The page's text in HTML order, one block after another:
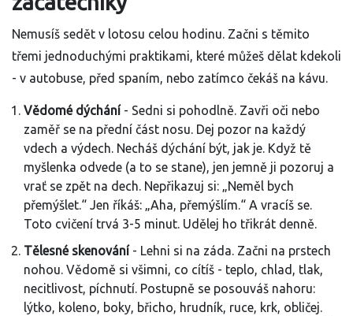
Nemusíš sedět v lotosu celou hodinu. Začni s těmito
třemi jednoduchými praktikami, které můžeš dělat kdekoli
- v autobuse, před spaním, nebo zatímco čekáš na kávu.
Vědomé dýchání- Sedni si pohodlně. Zavři oči nebo
zaměř se na přední část nosu. Dej pozor na každý
vdech a výdech. Necháš dýchání být, jak je. Když tě
myšlenka odvede (a to se stane), jen jemně ji pozoruj a
vrať se zpět na dech. Nepřikazuj si: „Neměl bych
přemýšlet.“ Jen říkáš: „Aha, přemýšlím.“ A vracíš se.
Toto cvičení trvá 3-5 minut. Udělej ho třikrát denně.
Tělesné skenování- Lehni si na záda. Začni na prstech
nohou. Vědomě si všimni, co cítíš - teplo, chlad, tlak,
necitlivost, píchnutí. Postupně se posouváš nahoru:
lýtko, koleno, boky, břicho, hrudník, ruce, krk, obličej.